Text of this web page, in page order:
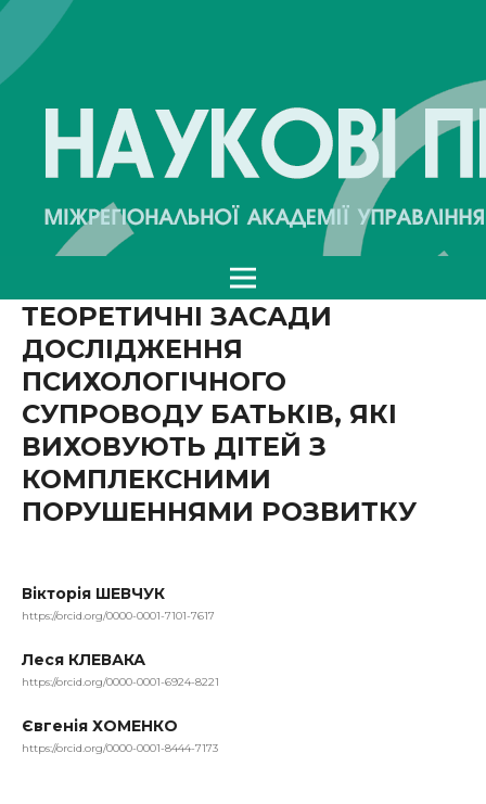
ТЕОРЕТИЧНІ ЗАСАДИ
ДОСЛІДЖЕННЯ
ПСИХОЛОГІЧНОГО
СУПРОВОДУ БАТЬКІВ, ЯКІ
ВИХОВУЮТЬ ДІТЕЙ З
КОМПЛЕКСНИМИ
ПОРУШЕННЯМИ РОЗВИТКУ
Вікторія ШЕВЧУК
https://orcid.org/0000-0001-7101-7617
Леся КЛЕВАКА
https://orcid.org/0000-0001-6924-8221
Євгенія ХОМЕНКО
https://orcid.org/0000-0001-8444-7173